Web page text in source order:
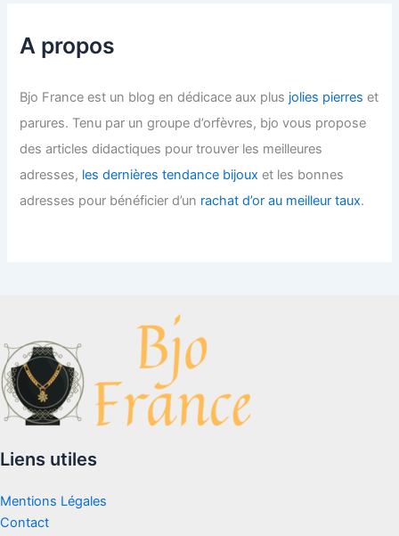
c
h
r
:
A propos
Bjo France est un blog en dédicace aux plus jolies pierres et
parures. Tenu par un groupe d’orfèvres, bjo vous propose
des articles didactiques pour trouver les meilleures
adresses, les dernières tendance bijoux et les bonnes
adresses pour bénéficier d’un rachat d’or au meilleur taux.
Liens utiles
Mentions Légales
Contact